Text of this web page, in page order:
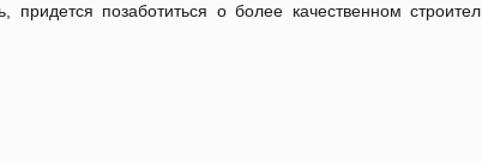
позаботиться о более качественном